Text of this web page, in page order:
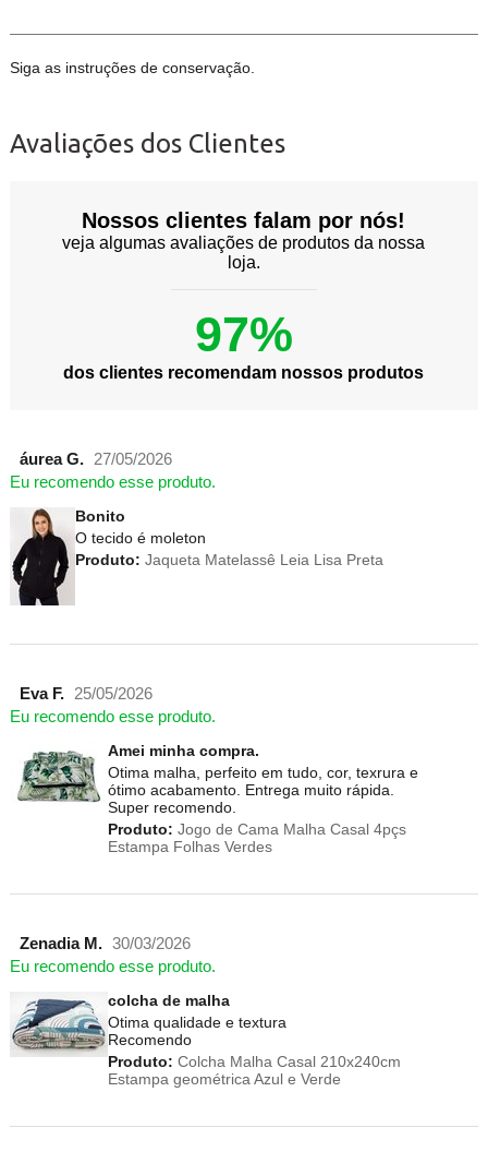
Siga as instruções de conservação.
Avaliações dos Clientes
Nossos clientes falam por nós!
veja algumas avaliações de produtos da nossa
loja.
97%
dos clientes recomendam nossos produtos
áurea G.
27/05/2026
Eu recomendo esse produto.
Bonito
O tecido é moleton
Produto: Jaqueta Matelassê Leia Lisa Preta
Eva F.
25/05/2026
Eu recomendo esse produto.
Amei minha compra.
Otima malha, perfeito em tudo, cor, texrura e
ótimo acabamento. Entrega muito rápida.
Super recomendo.
Produto: Jogo de Cama Malha Casal 4pçs
Estampa Folhas Verdes
Zenadia M. 30/03/2026
Eu recomendo esse produto.
colcha de malha
Otima qualidade e textura
Recomendo
Produto: Colcha Malha Casal 210x240cm
Estampa geométrica Azul e Verde